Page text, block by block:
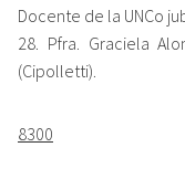
Docente de la UNCo
28. Pfra. Graciela
(Cipolletti).
8300